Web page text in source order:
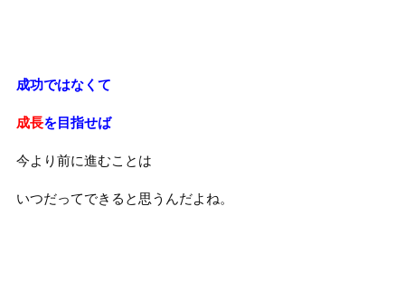
成功ではなくて
成長を目指せば
今より前に進むことは
いつだってできると思うんだよね。